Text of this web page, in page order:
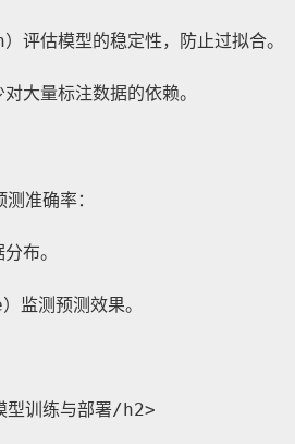
模型的稳定性，防止过拟合。
大量标注数据的依赖。
准确率：
布。
监测预测效果。
型训练与部署/h2>